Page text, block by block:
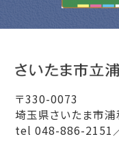
〒330-0073
埼玉県さいたま市
tel 048-886-2151